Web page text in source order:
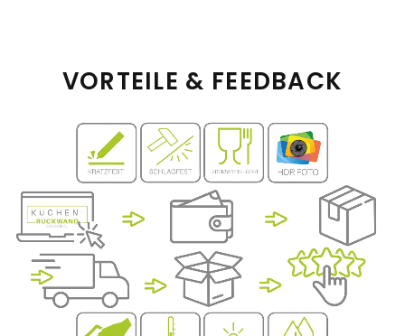
VORTEILE & FEEDBACK